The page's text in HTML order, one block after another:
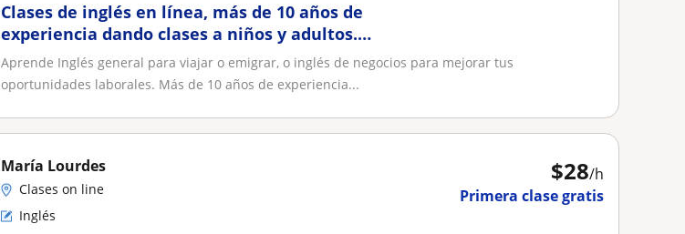
Clases de inglés en línea, más de 10 años de
experiencia dando clases a niños y adultos.
Preparación para certificaciones y clases
conversacionales
Aprende Inglés general para viajar o emigrar, o inglés de negocios para mejorar tus
oportunidades laborales. Más de 10 años de experiencia...
$28/h
Primera clase gratis
María Lourdes
Clases on line
Inglés